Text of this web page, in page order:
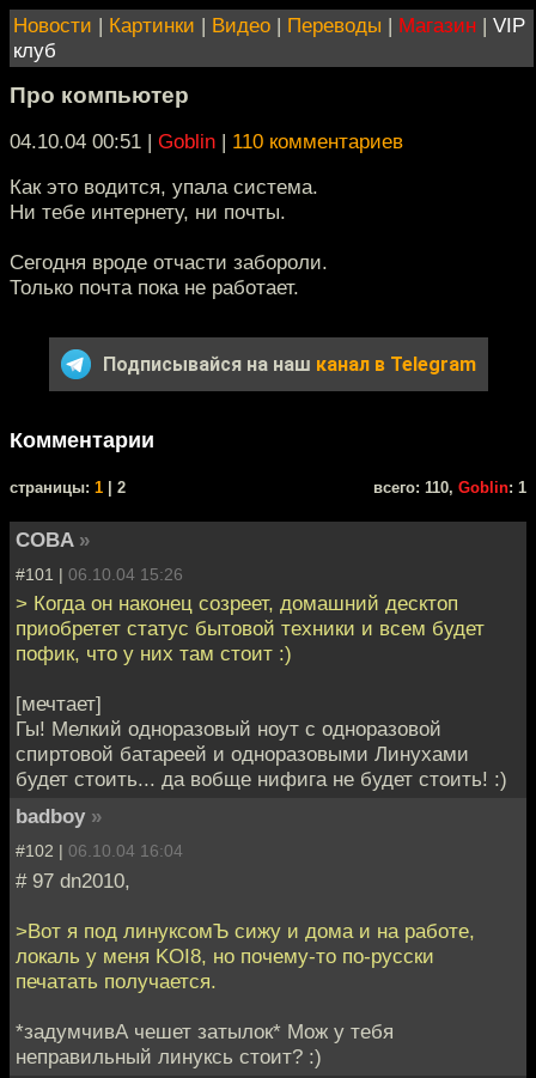
Новости | Картинки | Видео | Переводы | Магазин | VIP
клуб
Про компьютер
04.10.04 00:51 | Goblin | 110 комментариев
Как это водится, упала система.
Ни тебе интернету, ни почты.
Сегодня вроде отчасти забороли.
Только почта пока не работает.
Подписывайся на наш канал в Telegram
Комментарии
cтраницы: 1 | 2 всего: 110, Goblin: 1
COBA »
#101 | 06.10.04 15:26
> Когда он наконец созреет, домашний десктоп
приобретет статус бытовой техники и всем будет
пофик, что у них там стоит :)
[мечтает]
Гы! Мелкий одноразовый ноут с одноразовой
спиртовой батареей и одноразовыми Линухами
будет стоить... да вобще нифига не будет стоить! :)
badboy »
#102 | 06.10.04 16:04
# 97 dn2010,
>Вот я под линуксомЪ сижу и дома и на работе,
локаль у меня KOI8, но почему-то по-русски
печатать получается.
*задумчивА чешет затылок* Мож у тебя
неправильный линуксь стоит? :)